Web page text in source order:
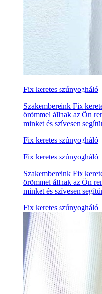
Fix keretes szúnyogháló
Szakembereink Fix
örömmel állnak az Ön
minket és szívesen
Fix keretes szúnyogháló
Fix keretes szúnyogháló
Szakembereink Fix
örömmel állnak az Ön
minket és szívesen
Fix keretes szúnyogháló